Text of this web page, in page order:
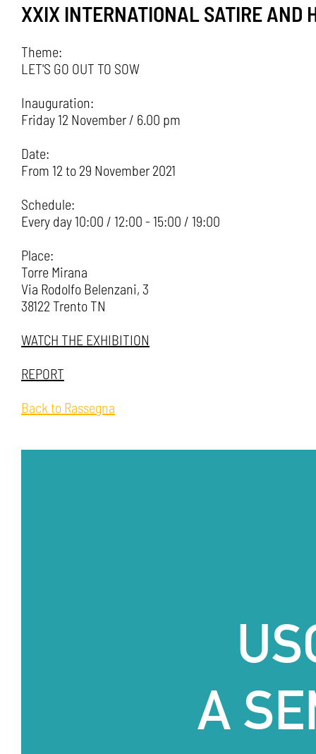
XXIX INTERNATIONAL SATIRE AND
Theme:
LET'S GO OUT TO SOW
Inauguration:
Friday 12 November / 6.00 pm
Date:
From 12 to 29 November 2021
Schedule:
Every day 10:00 / 12:00 - 15:00 / 19:00
Place:
Torre Mirana
Via Rodolfo Belenzani, 3
38122 Trento TN
WATCH THE EXHIBITION
REPORT
Back to Rassegna
A